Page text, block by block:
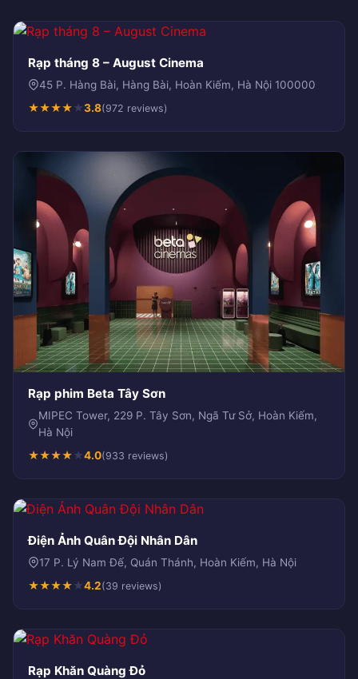
Rạp tháng 8 – August Cinema
45 P. Hàng Bài, Hàng Bài, Hoàn Kiếm, Hà Nội 100000
★★★★★3.8(972 reviews)
Rạp phim Beta Tây Sơn
MIPEC Tower, 229 P. Tây Sơn, Ngã Tư Sở, Hoàn Kiếm,
Hà Nội
★★★★★4.0(933 reviews)
Điện Ảnh Quân Đội Nhân Dân
17 P. Lý Nam Đế, Quán Thánh, Hoàn Kiếm, Hà Nội
★★★★★4.2(39 reviews)
Rạp Khăn Quàng Đỏ